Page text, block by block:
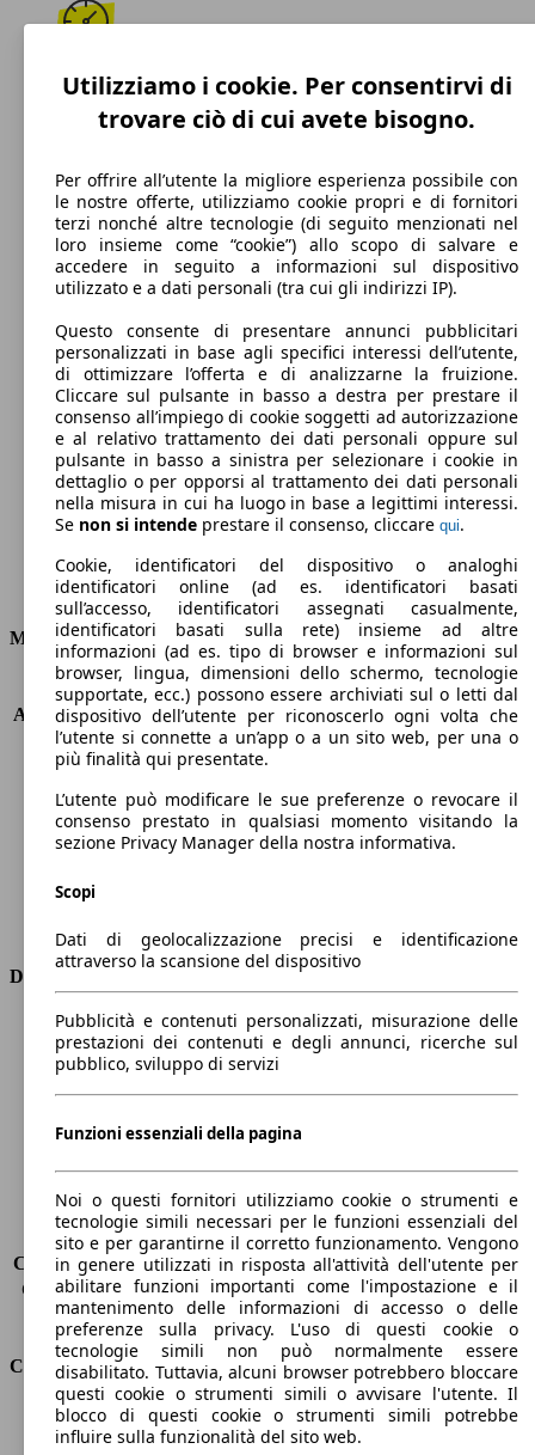
175 km/h
Velocità massima
Benzina
Carburante
130 g/km
Emissioni di CO2 (combinato)*
Consumi
Motore e Prestazioni
KW (PS)
85 kW (116 PS)
Accelerazione (0-100 km/h)
10.8s
Velocità massima (km/h)
175 km/h
Numero di marce
5
Coppia
190 nm
Cilindrata
1197 ccm
Carburante
Benzina
Trasmissione
Dimensioni
Lunghezza
4360 mm
Altezza
1810 mm
Larghezza
Peso massimo
-
Sedili
5
Carico sul tetto
-
Capacità di traino (senza freni) -
Capacità di traino (con freni)
1200 kg
Volume del bagagliaio
800 - 3000 l
Consumi
Emissioni di CO2*
130 g/km (komb.)
Consumo (urbano)
6.8 l/100km
Utilizziamo i cookie. Per consentirvi di
trovare ciò di cui avete bisogno.
Per offrire all’utente la migliore esperienza possibile con
le nostre offerte, utilizziamo cookie propri e di fornitori
terzi nonché altre tecnologie (di seguito menzionati nel
loro insieme come “cookie”) allo scopo di salvare e
accedere in seguito a informazioni sul dispositivo
utilizzato e a dati personali (tra cui gli indirizzi IP).
Questo consente di presentare annunci pubblicitari
personalizzati in base agli specifici interessi dell’utente,
di ottimizzare l’offerta e di analizzarne la fruizione.
Cliccare sul pulsante in basso a destra per prestare il
consenso all’impiego di cookie soggetti ad autorizzazione
e al relativo trattamento dei dati personali oppure sul
pulsante in basso a sinistra per selezionare i cookie in
dettaglio o per opporsi al trattamento dei dati personali
nella misura in cui ha luogo in base a legittimi interessi.
Se non si intende prestare il consenso, cliccare qui.
Cookie, identificatori del dispositivo o analoghi
identificatori online (ad es. identificatori basati
sull’accesso, identificatori assegnati casualmente,
identificatori basati sulla rete) insieme ad altre
informazioni (ad es. tipo di browser e informazioni sul
browser, lingua, dimensioni dello schermo, tecnologie
supportate, ecc.) possono essere archiviati sul o letti dal
dispositivo dell’utente per riconoscerlo ogni volta che
l’utente si connette a un’app o a un sito web, per una o
più finalità qui presentate.
L’utente può modificare le sue preferenze o revocare il
consenso prestato in qualsiasi momento visitando la
sezione Privacy Manager della nostra informativa.
Scopi
Dati di geolocalizzazione precisi e identificazione
attraverso la scansione del dispositivo
Pubblicità e contenuti personalizzati, misurazione delle
prestazioni dei contenuti e degli annunci, ricerche sul
pubblico, sviluppo di servizi
Funzioni essenziali della pagina
Noi o questi fornitori utilizziamo cookie o strumenti e
tecnologie simili necessari per le funzioni essenziali del
sito e per garantirne il corretto funzionamento. Vengono
in genere utilizzati in risposta all'attività dell'utente per
abilitare funzioni importanti come l'impostazione e il
mantenimento delle informazioni di accesso o delle
preferenze sulla privacy. L'uso di questi cookie o
tecnologie simili non può normalmente essere
disabilitato. Tuttavia, alcuni browser potrebbero bloccare
questi cookie o strumenti simili o avvisare l'utente. Il
blocco di questi cookie o strumenti simili potrebbe
influire sulla funzionalità del sito web.